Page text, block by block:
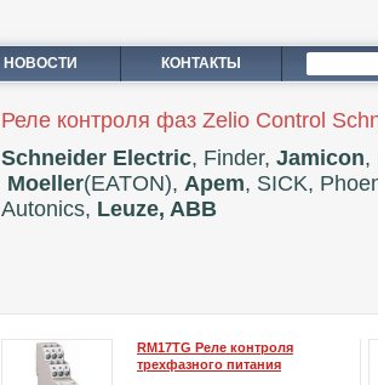
НОВОСТИ КОНТАКТЫ
Реле контроля фаз Zelio Control
Schneider Electric, Finder, Jamicon,
Moeller(EATON), Apem, SICK,
Autonics, Leuze, ABB
RM17TG Реле контроля
трехфазного питания